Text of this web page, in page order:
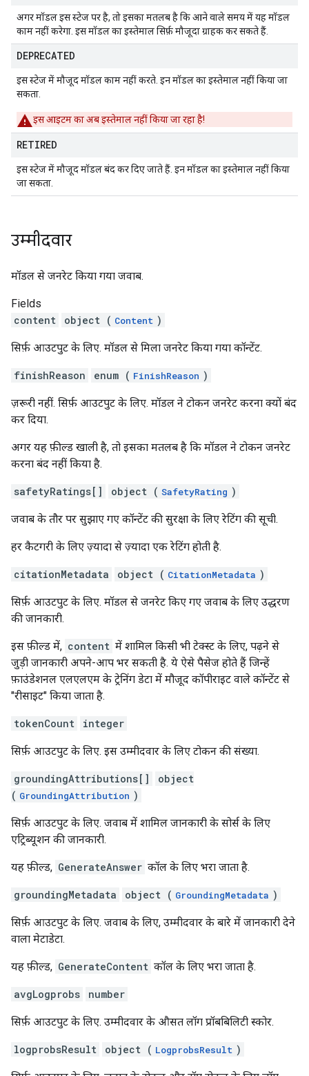
अगर मॉडल इस स्टेज पर है, तो इसका मतलब है कि आने वाले समय में यह मॉडल
काम नहीं करेगा. इस मॉडल का इस्तेमाल सिर्फ़ मौजूदा ग्राहक कर सकते हैं.
DEPRECATED
इस स्टेज में मौजूद मॉडल काम नहीं करते. इन मॉडल का इस्तेमाल नहीं किया जा
सकता.
इस आइटम का अब इस्तेमाल नहीं किया जा रहा है!
RETIRED
इस स्टेज में मौजूद मॉडल बंद कर दिए जाते हैं. इन मॉडल का इस्तेमाल नहीं किया
जा सकता.
उम्मीदवार
मॉडल से जनरेट किया गया जवाब.
Fields
content
object ( Content )
सिर्फ़ आउटपुट के लिए. मॉडल से मिला जनरेट किया गया कॉन्टेंट.
finishReason enum ( FinishReason )
ज़रूरी नहीं. सिर्फ़ आउटपुट के लिए. मॉडल ने टोकन जनरेट करना क्यों बंद
कर दिया.
अगर यह फ़ील्ड खाली है, तो इसका मतलब है कि मॉडल ने टोकन जनरेट
करना बंद नहीं किया है.
safetyRatings[] object ( SafetyRating )
जवाब के तौर पर सुझाए गए कॉन्टेंट की सुरक्षा के लिए रेटिंग की सूची.
हर कैटगरी के लिए ज़्यादा से ज़्यादा एक रेटिंग होती है.
citationMetadata object ( CitationMetadata )
सिर्फ़ आउटपुट के लिए. मॉडल से जनरेट किए गए जवाब के लिए उद्धरण
की जानकारी.
इस फ़ील्ड में, content में शामिल किसी भी टेक्स्ट के लिए, पढ़ने से
जुड़ी जानकारी अपने-आप भर सकती है. ये ऐसे पैसेज होते हैं जिन्हें
फ़ाउंडेशनल एलएलएम के ट्रेनिंग डेटा में मौजूद कॉपीराइट वाले कॉन्टेंट से
"रीसाइट" किया जाता है.
tokenCount integer
सिर्फ़ आउटपुट के लिए. इस उम्मीदवार के लिए टोकन की संख्या.
groundingAttributions[]
object
( GroundingAttribution )
सिर्फ़ आउटपुट के लिए. जवाब में शामिल जानकारी के सोर्स के लिए
एट्रिब्यूशन की जानकारी.
यह फ़ील्ड, GenerateAnswer कॉल के लिए भरा जाता है.
groundingMetadata object ( GroundingMetadata )
सिर्फ़ आउटपुट के लिए. जवाब के लिए, उम्मीदवार के बारे में जानकारी देने
वाला मेटाडेटा.
यह फ़ील्ड, GenerateContent कॉल के लिए भरा जाता है.
avgLogprobs number
सिर्फ़ आउटपुट के लिए. उम्मीदवार के औसत लॉग प्रॉबबिलिटी स्कोर.
logprobsResult object ( LogprobsResult )